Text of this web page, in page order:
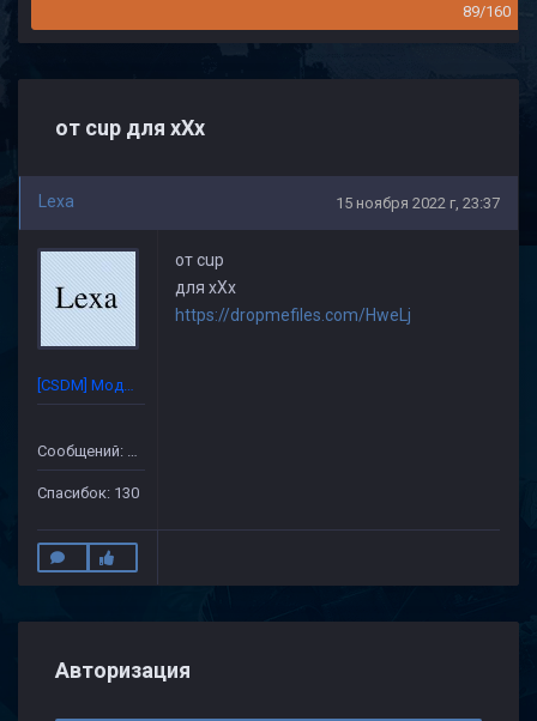
89/160
от cup для хХх
Lexa 15 ноября 2022 г, 23:37
[CSDM] Модератор
Сообщений: 632
Спасибок: 130
от cup
для хХх
https://dropmefiles.com/HweLj
Авторизация